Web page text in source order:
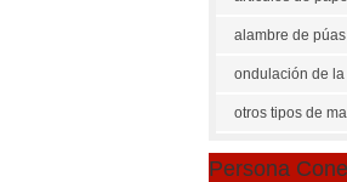
maquinaria
alambre de
máquina
ondulación de
otros tipos de
Persona